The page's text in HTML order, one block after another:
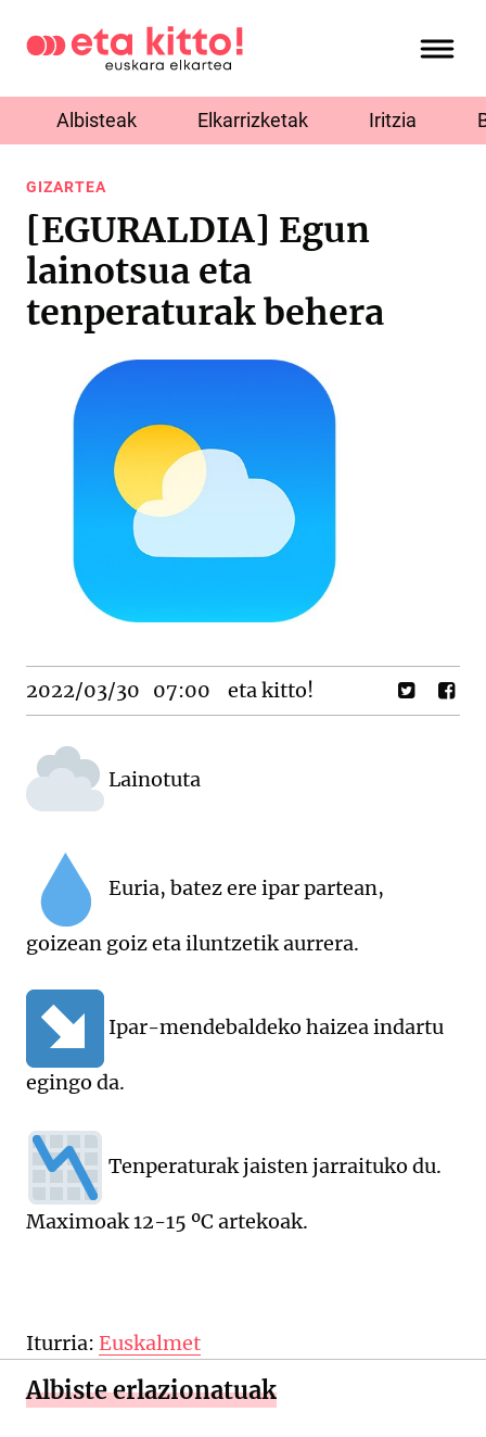
Albisteak Elkarrizketak Iritzia
GIZARTEA
[EGURALDIA] Egun
lainotsua eta
tenperaturak behera
2022/03/30 07:00 eta kitto!
Lainotuta
Euria, batez ere ipar partean,
goizean goiz eta iluntzetik aurrera.
Ipar-mendebaldeko haizea indartu
egingo da.
Tenperaturak jaisten jarraituko du.
Maximoak 12-15 ºC artekoak.
Iturria: Euskalmet
Albiste erlazionatuak